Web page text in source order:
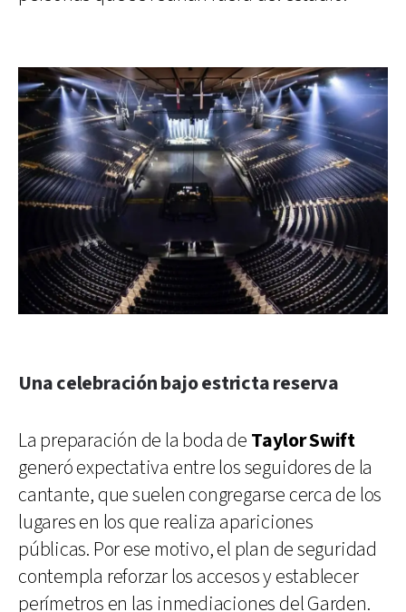
Una celebración bajo estricta reserva
La preparación de la boda de Taylor Swift
generó expectativa entre los seguidores de la
cantante, que suelen congregarse cerca de los
lugares en los que realiza apariciones
públicas. Por ese motivo, el plan de seguridad
contempla reforzar los accesos y establecer
perímetros en las inmediaciones del Garden.